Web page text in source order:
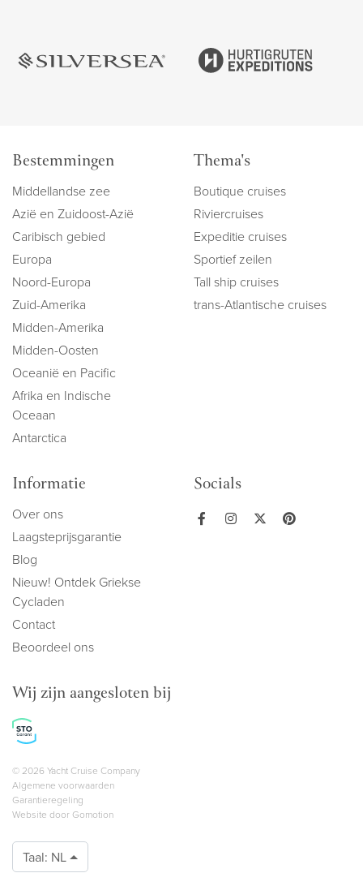
Bestemmingen
Middellandse zee
Azië en Zuidoost-Azië
Caribisch gebied
Europa
Noord-Europa
Zuid-Amerika
Midden-Amerika
Midden-Oosten
Oceanië en Pacific
Afrika en Indische
Oceaan
Antarctica
Thema's
Boutique cruises
Riviercruises
Expeditie cruises
Sportief zeilen
Tall ship cruises
trans-Atlantische cruises
Informatie
Over ons
Laagsteprijsgarantie
Blog
Nieuw! Ontdek Griekse
Cycladen
Contact
Beoordeel ons
Socials
Wij zijn aangesloten bij
Copyright navigation
© 2026 Yacht Cruise Company
Algemene voorwaarden
Garantieregeling
Website door Gomotion
Taal: NL